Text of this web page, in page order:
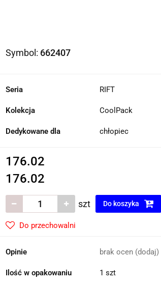
Symbol: 662407
Seria RIFT
Kolekcja CoolPack
Dedykowane dla chłopiec
176.02
176.02
szt Do koszyka
Do przechowalni
Opinie brak ocen (dodaj)
Ilość w opakowaniu 1 szt